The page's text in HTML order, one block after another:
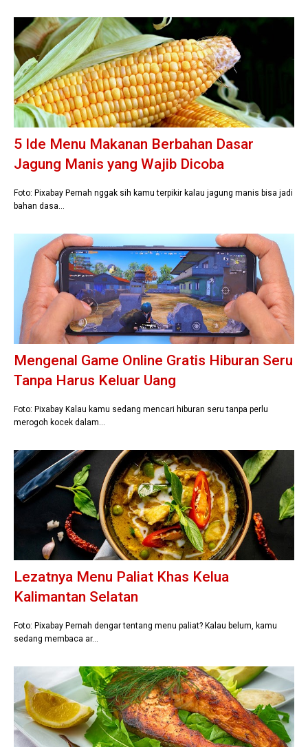
5 Ide Menu Makanan Berbahan Dasar
Jagung Manis yang Wajib Dicoba
Foto: Pixabay Pernah nggak sih kamu terpikir kalau jagung manis bisa jadi
bahan dasa…
Mengenal Game Online Gratis Hiburan Seru
Tanpa Harus Keluar Uang
Foto: Pixabay Kalau kamu sedang mencari hiburan seru tanpa perlu
merogoh kocek dalam…
Lezatnya Menu Paliat Khas Kelua
Kalimantan Selatan
Foto: Pixabay Pernah dengar tentang menu paliat? Kalau belum, kamu
sedang membaca ar…